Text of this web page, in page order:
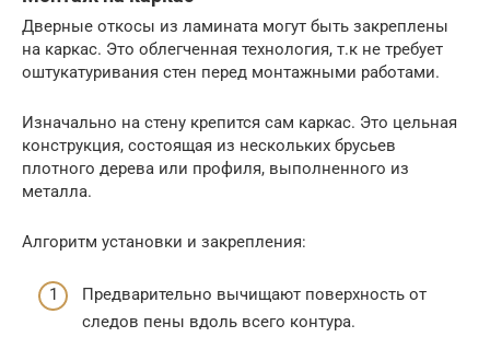
Дверные откосы из ламината могут быть закреплены
на каркас. Это облегченная технология, т.к не требует
оштукатуривания стен перед монтажными работами.
Изначально на стену крепится сам каркас. Это цельная
конструкция, состоящая из нескольких брусьев
плотного дерева или профиля, выполненного из
металла.
Алгоритм установки и закрепления:
Предварительно вычищают поверхность от
следов пены вдоль всего контура.